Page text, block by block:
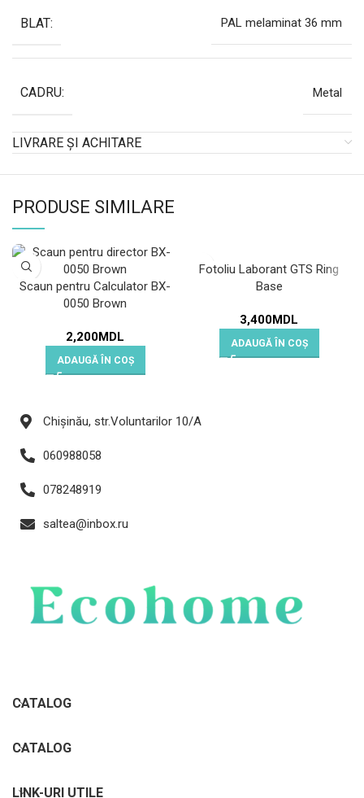
BLAT: PAL melaminat 36 mm
CADRU: Metal
LIVRARE ȘI ACHITARE
PRODUSE SIMILARE
Scaun pentru Calculator BX-
0050 Brown
2,200MDL
ADAUGĂ ÎN COȘ
Fotoliu Laborant GTS Ring
Base
3,400MDL
ADAUGĂ ÎN COȘ
Chișinău, str.Voluntarilor 10/A
060988058
078248919
saltea@inbox.ru
CATALOG
CATALOG
LINK-URI UTILE